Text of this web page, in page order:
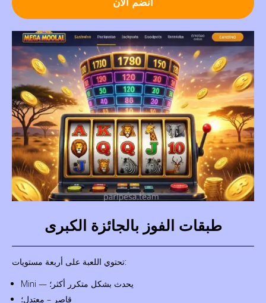
انضم الآن
طبقات الفوز بالجائزة الكبرى
تحتوي اللعبة على أربعة مستويات:
Mini — يحدث بشكل متكرر أكثر؛
قاصر – معتدل؛